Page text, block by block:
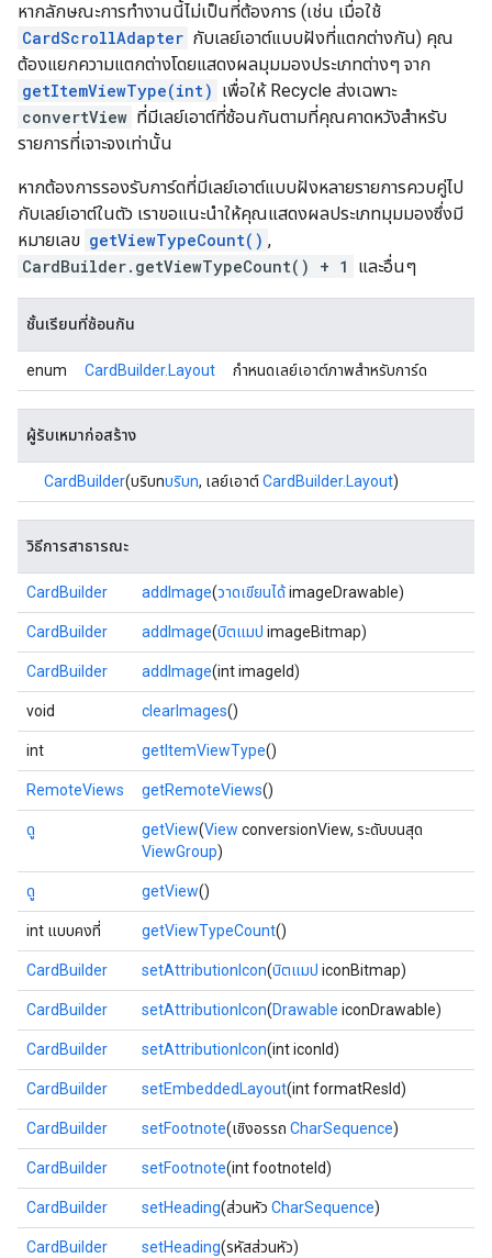
หากลักษณะการทำงานนี้ไม่เป็นที่ต้องการ (เช่น เมื่อใช้
CardScrollAdapter กับเลย์เอาต์แบบฝังที่แตกต่างกัน) คุณ
ต้องแยกความแตกต่างโดยแสดงผลมุมมองประเภทต่างๆ จาก
getItemViewType(int) เพื่อให้ Recycle ส่งเฉพาะ
convertView ที่มีเลย์เอาต์ที่ซ้อนกันตามที่คุณคาดหวังสำหรับ
รายการที่เจาะจงเท่านั้น
หากต้องการรองรับการ์ดที่มีเลย์เอาต์แบบฝังหลายรายการควบคู่ไป
กับเลย์เอาต์ในตัว เราขอแนะนำให้คุณแสดงผลประเภทมุมมองซึ่งมี
หมายเลข getViewTypeCount() ,
CardBuilder.getViewTypeCount() + 1
และอื่นๆ
ชั้นเรียนที่ซ้อนกัน
enum CardBuilder.Layout กำหนดเลย์เอาต์ภาพสำหรับการ์ด
ผู้รับเหมาก่อสร้าง
CardBuilder(บริบทบริบท, เลย์เอาต์CardBuilder.Layout)
วิธีการสาธารณะ
CardBuilder addImage(วาดเขียนได้imageDrawable)
CardBuilder addImage(บิตแมป imageBitmap)
CardBuilder addImage(int imageId)
void clearImages()
int getItemViewType()
RemoteViews getRemoteViews()
ดู getView(View conversionView, ระดับบนสุด
ViewGroup)
ดู getView()
int แบบคงที่ getViewTypeCount()
CardBuilder setAttributionIcon(บิตแมป iconBitmap)
CardBuilder setAttributionIcon(Drawable iconDrawable)
CardBuilder setAttributionIcon(int iconId)
CardBuilder setEmbeddedLayout(int formatResId)
CardBuilder setFootnote(เชิงอรรถ CharSequence)
CardBuilder setFootnote(int footnoteId)
CardBuilder setHeading(ส่วนหัว CharSequence)
CardBuilder setHeading(รหัสส่วนหัว)